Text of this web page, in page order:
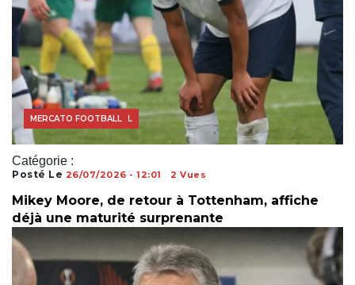
Catégorie :
ACTUALITÉS FOOTBALL
FOOTBALL AFRICAIN
MERCATO FOOTBALL
Posté Le 26/07/2026 - 12:01 2 Vues
Mikey Moore, de retour à Tottenham, affiche
déjà une maturité surprenante